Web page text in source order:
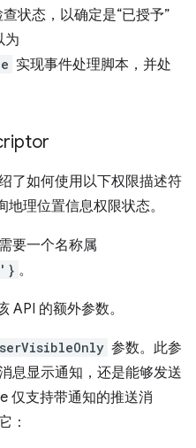
查状态，以确定是“已授予”
为
实现事件处理脚本，并处
了如何使用以下权限描述符
地理位置信息权限状态。
要一个名称属
。
API 的额外参数。
参数。此参
息显示通知，还是能够发送
仅支持带通知的推送消
：